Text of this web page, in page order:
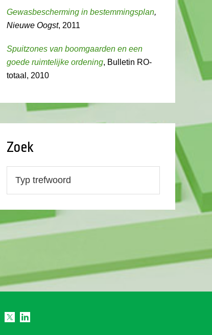
Gewasbescherming in bestemmingsplan,
Nieuwe Oogst, 2011
Spuitzones van boomgaarden en een
goede ruimtelijke ordening, Bulletin RO-
totaal, 2010
Zoek